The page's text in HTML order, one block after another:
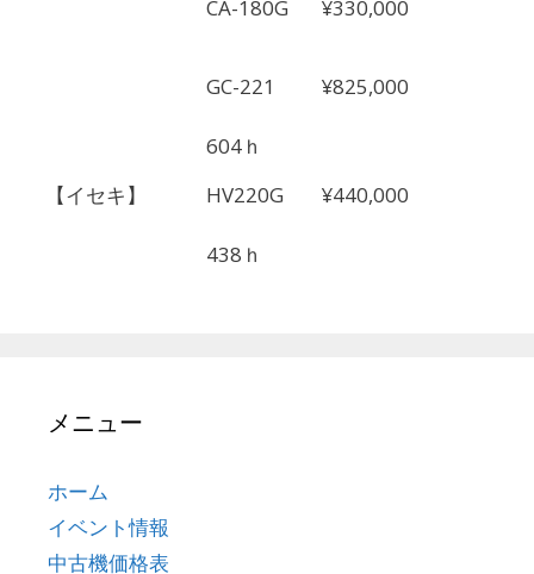
CA-180G
¥330,000
GC-221
604ｈ
¥825,000
【イセキ】 HV220G
438ｈ
¥440,000
メニュー
ホーム
イベント情報
中古機価格表